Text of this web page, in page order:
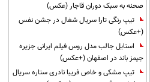
صحنه به سبک دوران قاجار (عکس)
تیپ رنگی تارا سریال شغال در جشن نفس
(+عکس)
استایل جالب مدل روس فیلم ایرانی جزیره
جیمز باند در اصفهان (+عکس)
تیپ مشکی و خاص فریبا نادری ستاره سریال